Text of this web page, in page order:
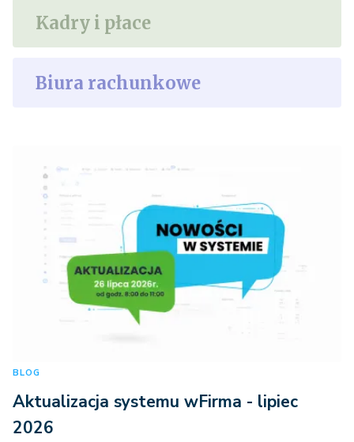
Kadry i płace
Biura rachunkowe
BLOG
Aktualizacja systemu wFirma - lipiec
2026